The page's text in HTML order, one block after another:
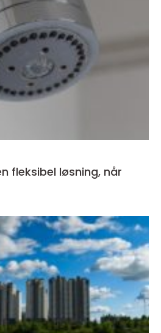
fleksibel løsning, når